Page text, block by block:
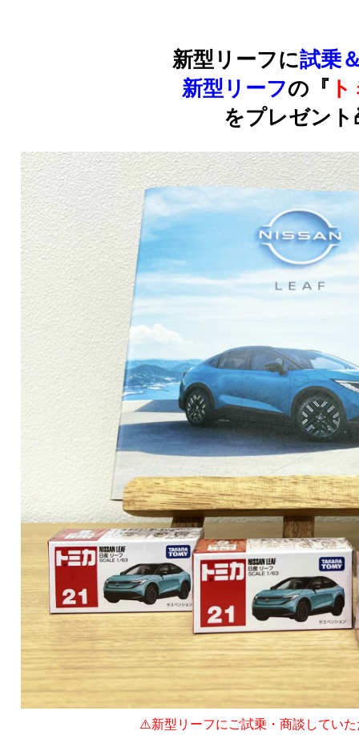
新型リーフに試乗
新型リーフの『
をプレゼント
⚠️新型リーフにご試乗・商談してい